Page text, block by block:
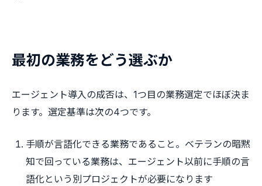
最初の業務をどう選ぶか
エージェント導入の成否は、1つ目の業務選定でほぼ決ま
ります。選定基準は次の4つです。
手順が言語化できる業務であること。ベテランの暗黙
知で回っている業務は、エージェント以前に手順の言
語化という別プロジェクトが必要になります